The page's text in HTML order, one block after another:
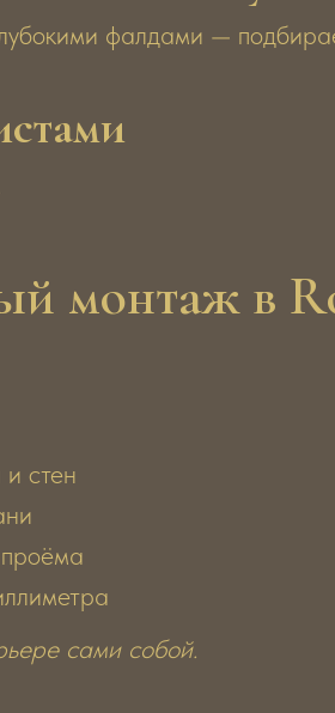
фалдами —
монтаж в
стен
сами собой.